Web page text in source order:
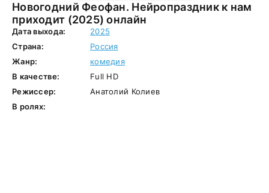
Новогодний Феофан. Нейропраздник к нам
приходит (2025) онлайн
Дата выхода:
2025
Страна:
Россия
Жанр:
комедия
В качестве:
Full HD
Режиссер:
Анатолий Колиев
В ролях: